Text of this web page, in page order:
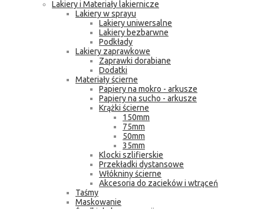
Lakiery i Materiały lakiernicze
Lakiery w sprayu
Lakiery uniwersalne
Lakiery bezbarwne
Podkłady
Lakiery zaprawkowe
Zaprawki dorabiane
Dodatki
Materiały ścierne
Papiery na mokro - arkusze
Papiery na sucho - arkusze
Krążki ścierne
150mm
75mm
50mm
35mm
Klocki szlifierskie
Przekładki dystansowe
Włókniny ścierne
Akcesoria do zacieków i wtrąceń
Taśmy
Maskowanie